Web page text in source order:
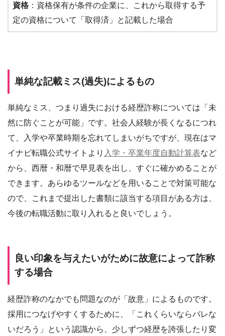
資格 ：資格保有が条件の企業に、これから取得する予
定の資格について「取得済」と記載した場合
単純な記載ミス(過失)によるもの
単純なミス、つまり過失における経歴詐称については「未
然に防ぐことが可能」です。社会人経験が長くなるにつれ
て、入学や卒業時期を忘れてしまいがちですが、現在はマ
イナビ転職公式サイトより 入学・卒業年度自動計算表など
から、西暦・和暦で早見表を出し、すぐに確かめることが
できます。あらゆるツールなどを用いることで対策可能な
ので、これまで提出した書類に該当する項目がある方は、
今後の転職活動に取り入れると良いでしょう。
良い印象を与えたいがために故意によって詐称
する場合
経歴詐称のなかでも問題なのが「故意」によるものです。
採用につなげやすくするために、「これくらいならバレな
いだろう」という認識から、少しずつ経歴を誇張したり変